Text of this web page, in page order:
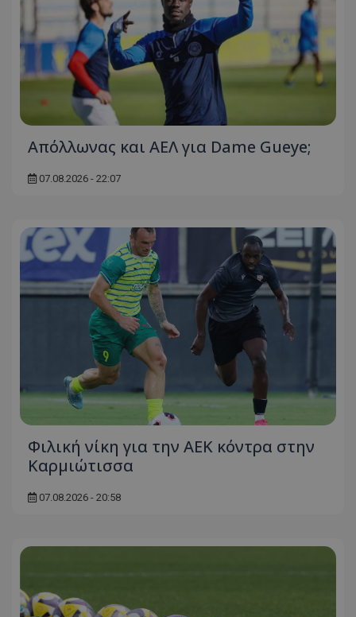
Απόλλωνας και ΑΕΛ για Dame Gueye;
07.08.2026 - 22:07
Φιλική νίκη για την ΑΕΚ κόντρα στην
Καρμιώτισσα
07.08.2026 - 20:58